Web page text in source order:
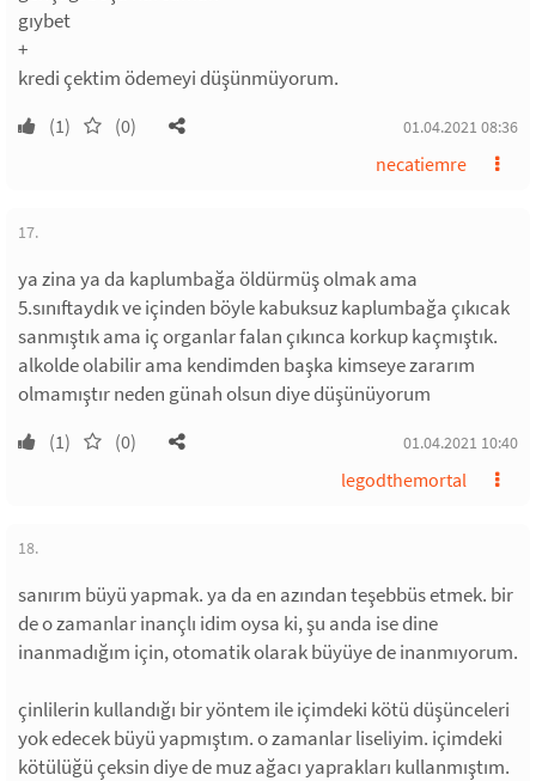
gıybet
+
kredi çektim ödemeyi düşünmüyorum.
(1) (0) 01.04.2021 08:36
necatiemre
17.
ya zina ya da kaplumbağa öldürmüş olmak ama
5.sınıftaydık ve içinden böyle kabuksuz kaplumbağa çıkıcak
sanmıştık ama iç organlar falan çıkınca korkup kaçmıştık.
alkolde olabilir ama kendimden başka kimseye zararım
olmamıştır neden günah olsun diye düşünüyorum
(1) (0) 01.04.2021 10:40
legodthemortal
18.
sanırım büyü yapmak. ya da en azından teşebbüs etmek. bir
de o zamanlar inançlı idim oysa ki, şu anda ise dine
inanmadığım için, otomatik olarak büyüye de inanmıyorum.
çinlilerin kullandığı bir yöntem ile içimdeki kötü düşünceleri
yok edecek büyü yapmıştım. o zamanlar liseliyim. içimdeki
kötülüğü çeksin diye de muz ağacı yaprakları kullanmıştım.